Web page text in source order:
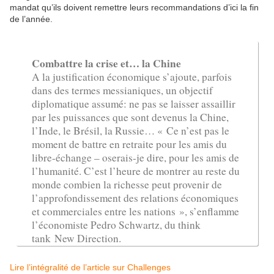
mandat qu’ils doivent remettre leurs recommandations d’ici la fin
de l’année.
Combattre la crise et… la Chine
A la justification économique s’ajoute, parfois
dans des termes messianiques, un objectif
diplomatique assumé: ne pas se laisser assaillir
par les puissances que sont devenus la Chine,
l’Inde, le Brésil, la Russie… « Ce n’est pas le
moment de battre en retraite pour les amis du
libre-échange – oserais-je dire, pour les amis de
l’humanité. C’est l’heure de montrer au reste du
monde combien la richesse peut provenir de
l’approfondissement des relations économiques
et commerciales entre les nations », s’enflamme
l’économiste Pedro Schwartz, du think
tank New Direction.
Lire l’intégralité de l’article sur Challenges